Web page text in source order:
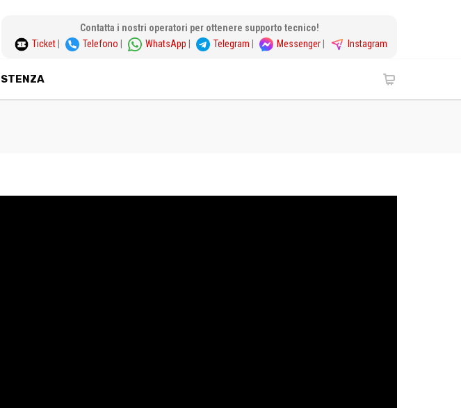
Contatta i nostri operatori per ottenere supporto tecnico!
Ticket
Telefono WhatsApp Telegram Messenger Instagram